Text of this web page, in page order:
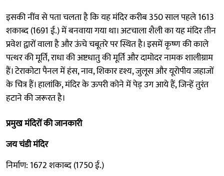
इसकी नींव से पता चलता है कि यह मंदिर करीब 350 साल पहले 1613
शकाब्द (1691 ई.) में बनवाया गया था। अटचाला शैली का यह मंदिर तीन
प्रवेश द्वारों वाला है और ऊंचे चबूतरे पर स्थित है। इसमें कृष्ण की काले
पत्थर की मूर्ति, राधा की अष्टधातु की मूर्ति और दामोदर नामक शालीग्राम
हैं। टेराकोटा पैनल में हंस, नाव, शिकार दृश्य, जुलूस और यूरोपीय जहाजों
के चित्र हैं। हालांकि, मंदिर के ऊपरी कोने में पेड़ उग आये हैं, जिन्हें तुरंत
हटाने की जरूरत है।
प्रमुख मंदिरों की जानकारी
जय चंडी मंदिर
निर्माण: 1672 शकाब्द (1750 ई.)